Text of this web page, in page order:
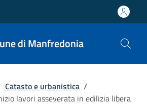
di Manfredonia
Catasto e urbanistica /
lavori asseverata in edilizia libera